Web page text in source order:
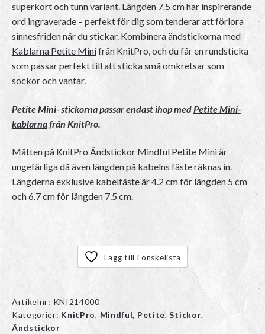
superkort och tunn variant. Längden 7.5 cm har inspirerande
ord ingraverade – perfekt för dig som tenderar att förlora
sinnesfriden när du stickar. Kombinera ändstickorna med
Kablarna Petite Minifrån KnitPro, och du får en rundsticka
som passar perfekt till att sticka små omkretsar som
sockor och vantar.
Petite Mini- stickorna passar endast ihop med Petite Mini-
kablarnafrån KnitPro.
Måtten på KnitPro Ändstickor Mindful Petite Mini är
ungefärliga då även längden på kabelns fäste räknas in.
Längderna exklusive kabelfäste är 4.2 cm för längden 5 cm
och 6.7 cm för längden 7.5 cm.
Lägg till i önskelista
Artikelnr: KNI214000
Kategorier: KnitPro, Mindful, Petite,Stickor,
Ändstickor